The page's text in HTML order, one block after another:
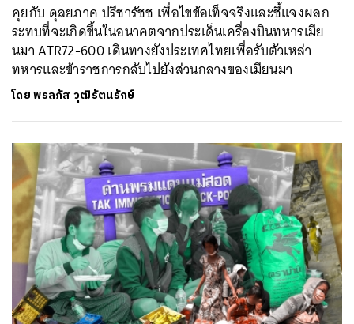
คุยกับ ดุลยภาค ปรีชารัชช เพื่อไขข้อเท็จจริงและชี้แจงผลก
ระทบที่จะเกิดขึ้นในอนาคตจากประเด็นเครื่องบินทหารเมีย
นมา ATR72-600 เดินทางยังประเทศไทยเพื่อรับตัวเหล่า
ทหารและข้าราชการกลับไปยังส่วนกลางของเมียนมา
โดยพรลภัส วุฒิรัตนรักษ์